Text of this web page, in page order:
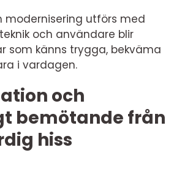
modernisering utförs med
och användare blir
som känns trygga, bekväma
i vardagen.
och
bemötande från
hiss